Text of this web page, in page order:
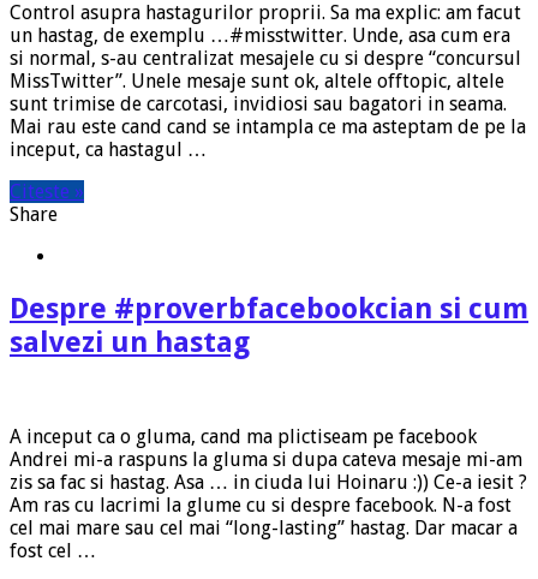
Control asupra hastagurilor proprii. Sa ma explic: am facut
un hastag, de exemplu …#misstwitter. Unde, asa cum era
si normal, s-au centralizat mesajele cu si despre “concursul
MissTwitter”. Unele mesaje sunt ok, altele offtopic, altele
sunt trimise de carcotasi, invidiosi sau bagatori in seama.
Mai rau este cand cand se intampla ce ma asteptam de pe la
inceput, ca hastagul …
Citeste »
Share
Despre #proverbfacebookcian si cum
salvezi un hastag
A inceput ca o gluma, cand ma plictiseam pe facebook
Andrei mi-a raspuns la gluma si dupa cateva mesaje mi-am
zis sa fac si hastag. Asa … in ciuda lui Hoinaru :)) Ce-a iesit ?
Am ras cu lacrimi la glume cu si despre facebook. N-a fost
cel mai mare sau cel mai “long-lasting” hastag. Dar macar a
fost cel …